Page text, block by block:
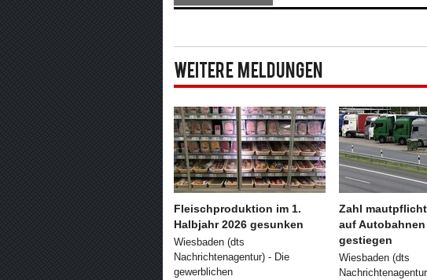
Weitere Meldungen
Fleischproduktion im 1.
Halbjahr 2026 gesunken
Wiesbaden (dts
Nachrichtenagentur) - Die
gewerblichen
Zahl
auf
gestiegen
Wiesbaden (dts